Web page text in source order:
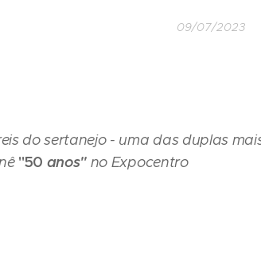
09/07/2023
do sertanejo - uma das duplas
"50 anos" no Expocentro